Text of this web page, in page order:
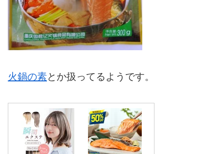
火鍋の素とか扱ってるようです。